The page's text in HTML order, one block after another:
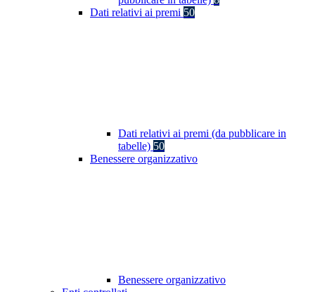
Dati relativi ai premi 50
Dati relativi ai premi (da pubblicare in
tabelle) 50
Benessere organizzativo
Benessere organizzativo